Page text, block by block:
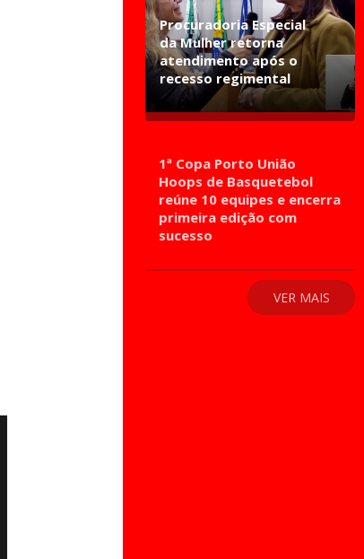
Procuradoria Especial
da Mulher retorna
atendimento após o
recesso regimental
1ª Copa Porto União
Hoops de Basquetebol
reúne 10 equipes e encerra
primeira edição com
sucesso
VER MAIS